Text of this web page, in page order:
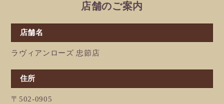
店舗のご案内
店舗名
ラヴィアンローズ 忠節店
住所
〒502-0905